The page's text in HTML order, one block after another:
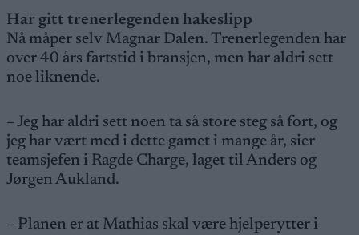
Har gitt trenerlegenden hakeslipp
Nå måper selv Magnar Dalen. Trenerlegenden har
over 40 års fartstid i bransjen, men har aldri sett
noe liknende.
– Jeg har aldri sett noen ta så store steg så fort, og
jeg har vært med i dette gamet i mange år, sier
teamsjefen i Ragde Charge, laget til Anders og
Jørgen Aukland.
– Planen er at Mathias skal være hjelperytter i